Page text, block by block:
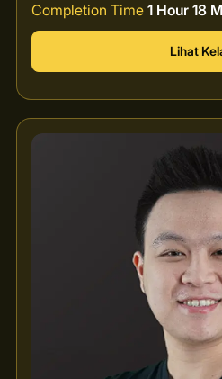
Completion Time 1 Hour 18
Lihat